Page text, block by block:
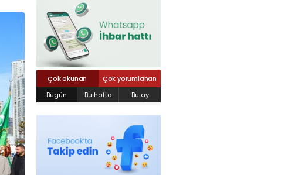
Çok okunan
Çok yorumlanan
Bugün
Bu hafta Bu ay
Yahya Kaptan Mahallesi Akkavaklar
Caddesi No:17/4 İzmit-KOCAELİ